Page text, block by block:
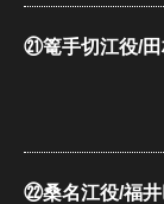
㉑篭手切江役/
㉒桑名江役/福